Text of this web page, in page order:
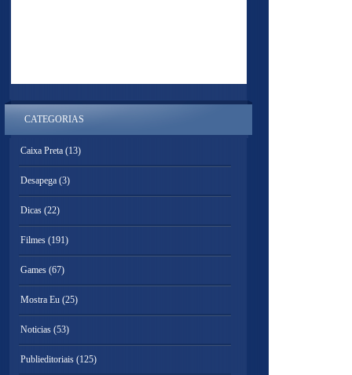
CATEGORIAS
Caixa Preta (13)
Desapega (3)
Dicas (22)
Filmes (191)
Games (67)
Mostra Eu (25)
Noticias (53)
Publieditoriais (125)